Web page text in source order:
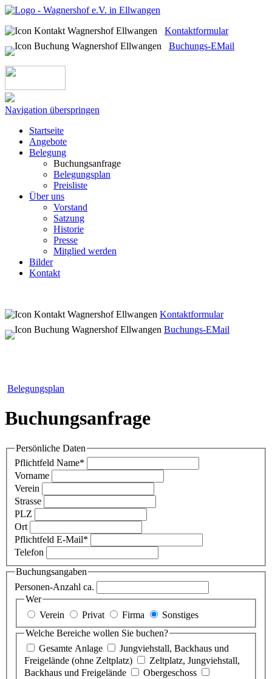
Kontaktformular
Buchungs-EMail
Navigation überspringen
Startseite
Angebote
Belegung
Buchungsanfrage
Belegungsplan
Preisliste
Über uns
Vorstand
Satzung
Historie
Presse
Mitglied werden
Bilder
Kontakt
Kontaktformular
Buchungs-EMail
Belegungsplan
Buchungsanfrage
Persönliche Daten
Pflichtfeld Name*
Vorname
Verein
Strasse
PLZ
Ort
Pflichtfeld E-Mail*
Telefon
Buchungsangaben
Personen-Anzahl ca.
Wer
Verein
Privat Firma
Sonstiges
Welche Bereiche wollen Sie buchen?
Gesamte Anlage
Jungviehstall, Backhaus und
Freigelände (ohne Zeltplatz)
Zeltplatz, Jungviehstall,
Backhaus und Freigelände
Obergeschoss